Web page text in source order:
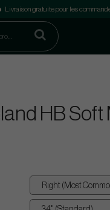
Livraison gratuite pour les
HB Soft